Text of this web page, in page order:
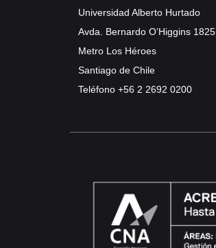
Universidad Alberto Hurtado
Avda. Bernardo O’Higgins 1825
Metro Los Héroes
Santiago de Chile
Teléfono +56 2 2692 0200